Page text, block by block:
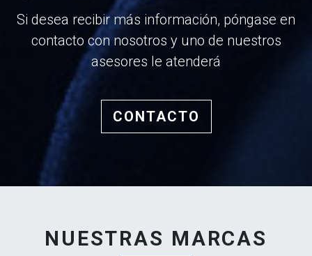
Si desea recibir más información, póngase en
contacto con nosotros y uno de nuestros
asesores le atenderá
CONTACTO
NUESTRAS MARCAS